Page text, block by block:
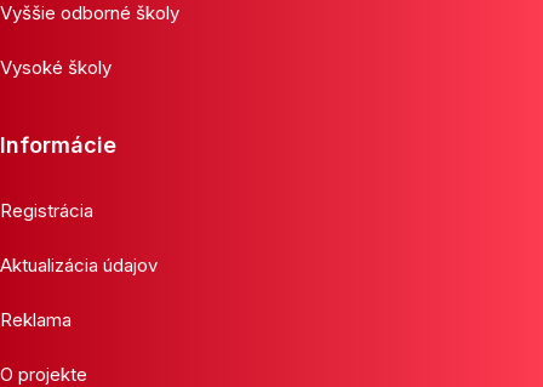
Vyššie odborné školy
Vysoké školy
Informácie
Registrácia
Aktualizácia údajov
Reklama
O projekte